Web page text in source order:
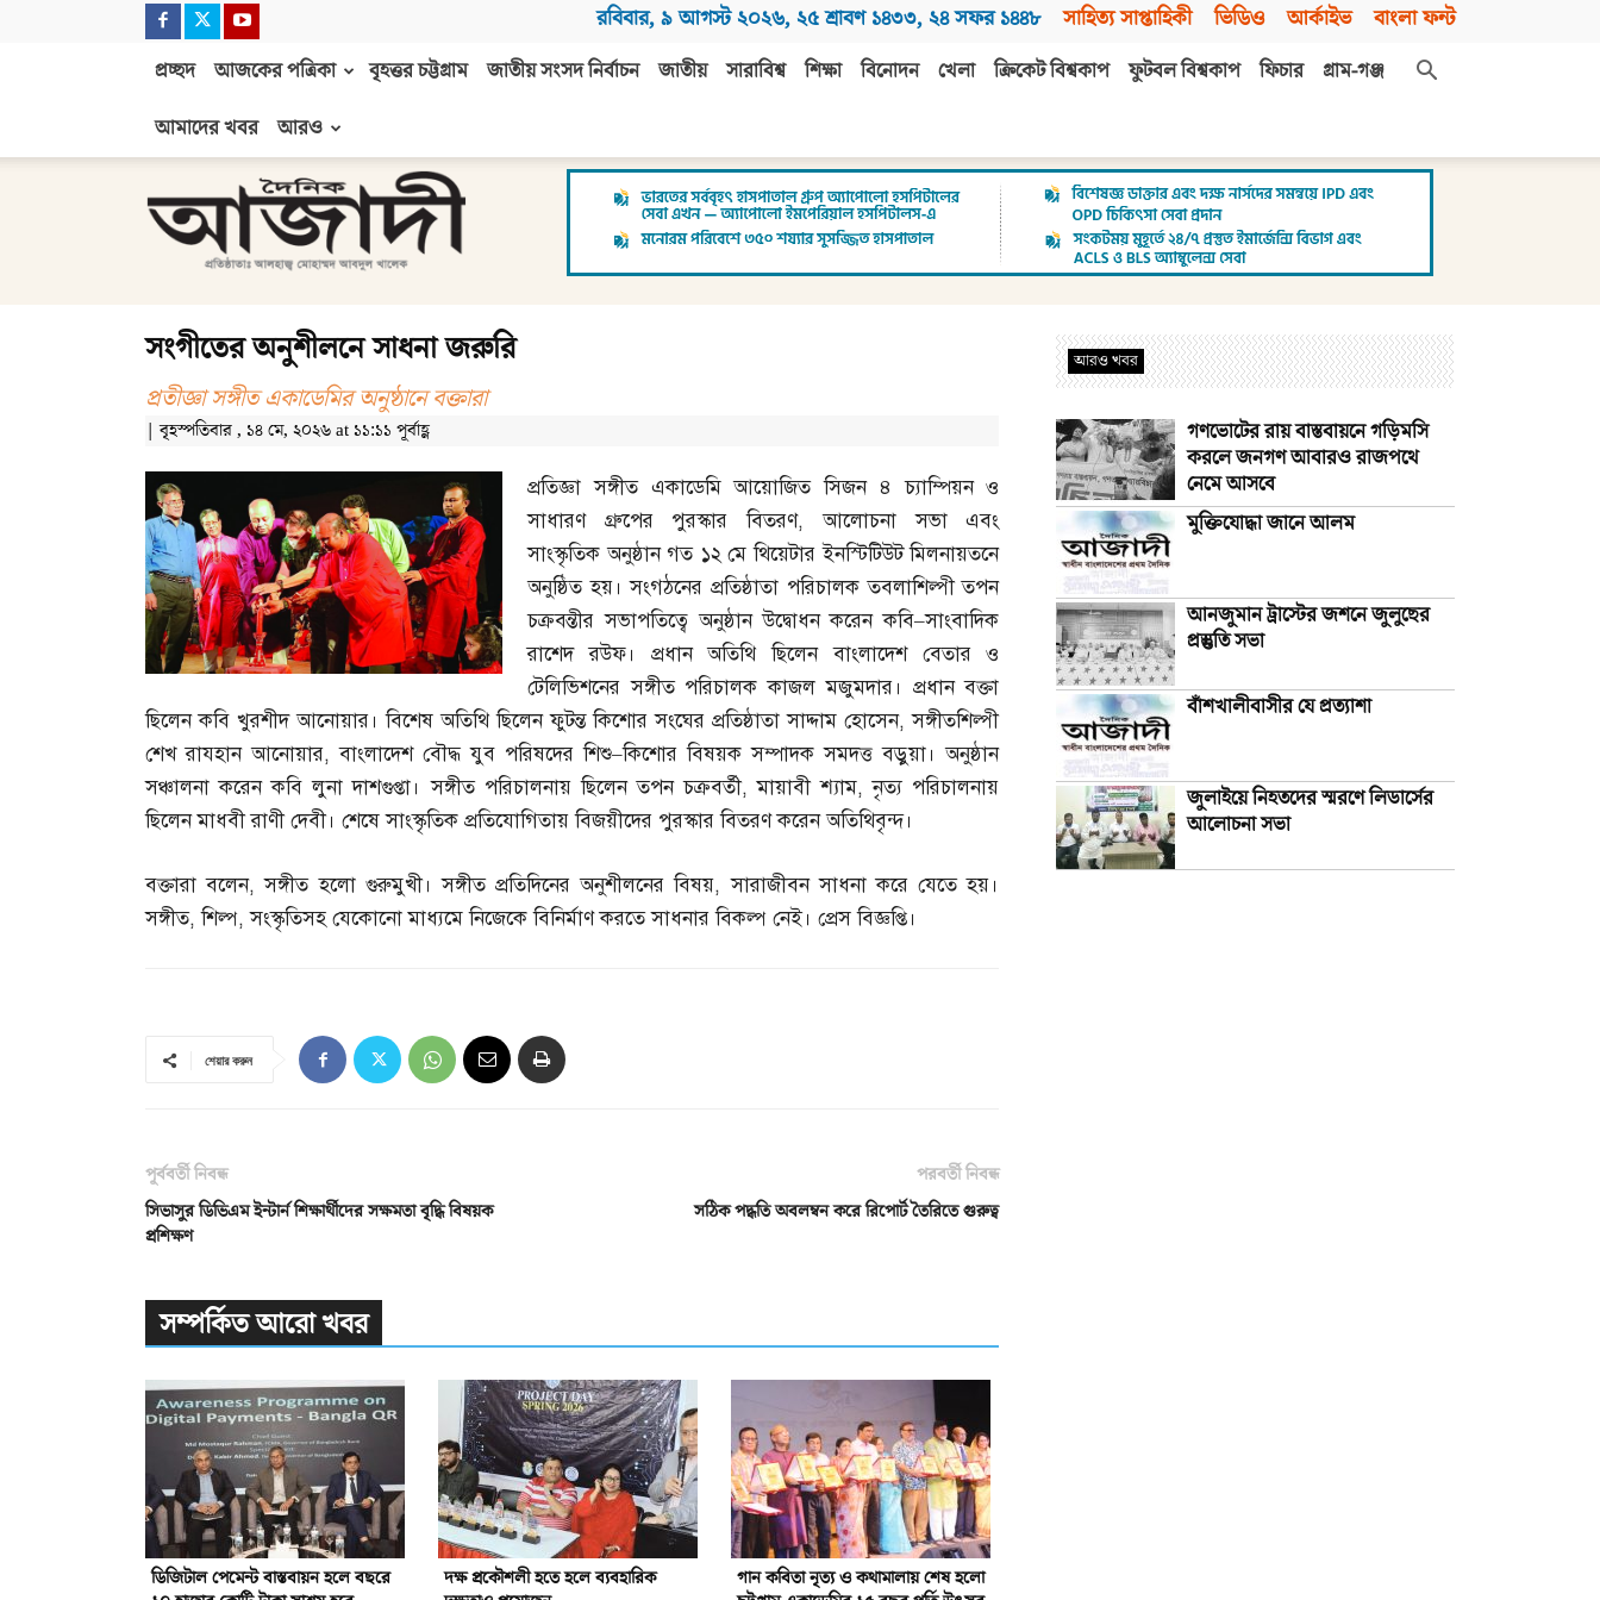
রবিবার, ৯ আগস্ট ২০২৬, ২৫ শ্রাবণ ১৪৩৩, ২৪ সফর ১৪৪৮ সাহিত্য সাপ্তাহিকী ভিডিও আর্কাইভ বাংলা ফন্ট
প্রচ্ছদ আজকের পত্রিকা বৃহত্তর চট্টগ্রাম জাতীয় সংসদ নির্বাচন জাতীয় সারাবিশ্ব শিক্ষা বিনোদন খেলা ক্রিকেট বিশ্বকাপ ফুটবল বিশ্বকাপ ফিচার
গ্রাম-গঞ্জ
আমাদের খবর
আরও
আজাদী
সংগীতের অনুশীলনে সাধনা জরুরি
প্রতীজ্ঞা সঙ্গীত একাডেমির অনুষ্ঠানে বক্তারা
| বৃহস্পতিবার , ১৪ মে, ২০২৬ at ১১:১১ পূর্বাহ্ণ
প্রতিজ্ঞা সঙ্গীত একাডেমি আয়োজিত সিজন ৪ চ্যাম্পিয়ন ও
সাধারণ গ্রুপের পুরস্কার বিতরণ,আলোচনা সভা এবং
সাংস্কৃতিক অনুষ্ঠান গত ১২ মে থিয়েটার ইনস্টিটিউট মিলনায়তনে
অনুষ্ঠিত হয়। সংগঠনের প্রতিষ্ঠাতা পরিচালক তবলাশিল্পী তপন
চক্রবন্তীর সভাপতিত্বে অনুষ্ঠান উদ্বোধন করেন কবি–সাংবাদিক
রাশেদ রউফ। প্রধান অতিথি ছিলেন বাংলাদেশ বেতার ও
টেলিভিশনের সঙ্গীত পরিচালক কাজল মজুমদার। প্রধান বক্তা
ছিলেন কবি খুরশীদ আনোয়ার। বিশেষ অতিথি ছিলেন ফুটন্ত কিশোর সংঘের প্রতিষ্ঠাতা সাদ্দাম হোসেন,সঙ্গীতশিল্পী
শেখ রাযহান আনোয়ার,বাংলাদেশ বৌদ্ধ যুব পরিষদের শিশু–কিশোর বিষয়ক সম্পাদক সমদত্ত বড়ুয়া। অনুষ্ঠান
সঞ্চালনা করেন কবি লুনা দাশগুপ্তা। সঙ্গীত পরিচালনায় ছিলেন তপন চক্রবর্তী,মায়াবী শ্যাম,নৃত্য পরিচালনায়
ছিলেন মাধবী রাণী দেবী। শেষে সাংস্কৃতিক প্রতিযোগিতায় বিজয়ীদের পুরস্কার বিতরণ করেন অতিথিবৃন্দ।
বক্তারা বলেন,সঙ্গীত হলো গুরুমুখী। সঙ্গীত প্রতিদিনের অনুশীলনের বিষয়,সারাজীবন সাধনা করে যেতে হয়।
সঙ্গীত,শিল্প,সংস্কৃতিসহ যেকোনো মাধ্যমে নিজেকে বিনির্মাণ করতে সাধনার বিকল্প নেই। প্রেস বিজ্ঞপ্তি।
শেয়ার করুন
পূর্ববর্তী নিবন্ধ
সিভাসুর ডিভিএম ইন্টার্ন শিক্ষার্থীদের সক্ষমতা বৃদ্ধি বিষয়ক
প্রশিক্ষণ
পরবর্তী নিবন্ধ
সঠিক পদ্ধতি অবলম্বন করে রিপোর্ট তৈরিতে গুরুত্ব
সম্পর্কিত আরো খবর
ডিজিটাল পেমেন্ট বাস্তবায়ন হলে বছরে
দক্ষ প্রকৌশলী হতে হলে ব্যবহারিক
গান কবিতা নৃত্য ও কথামালায় শেষ হলো
আরও খবর
গণভোটের রায় বাস্তবায়নে গড়িমসি
করলে জনগণ আবারও রাজপথে
নেমে আসবে
মুক্তিযোদ্ধা জানে আলম
আনজুমান ট্রাস্টের জশনে জুলুছের
প্রস্তুতি সভা
বাঁশখালীবাসীর যে প্রত্যাশা
জুলাইয়ে নিহতদের স্মরণে লিডার্সের
আলোচনা সভা